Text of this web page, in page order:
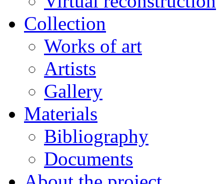
Collection
Works of art
Artists
Gallery
Materials
Bibliography
Documents